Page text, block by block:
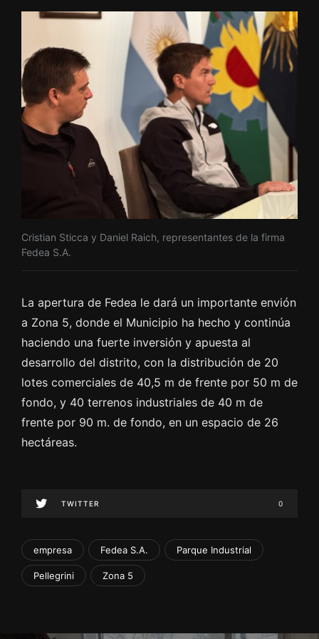
Cristian Sticca y Daniel Raich, representantes de la firma
Fedea S.A.
La apertura de Fedea le dará un importante envión
a Zona 5, donde el Municipio ha hecho y continúa
haciendo una fuerte inversión y apuesta al
desarrollo del distrito, con la distribución de 20
lotes comerciales de 40,5 m de frente por 50 m de
fondo, y 40 terrenos industriales de 40 m de
frente por 90 m. de fondo, en un espacio de 26
hectáreas.
TWITTER 0
empresa Fedea S.A. Parque Industrial
Pellegrini Zona 5